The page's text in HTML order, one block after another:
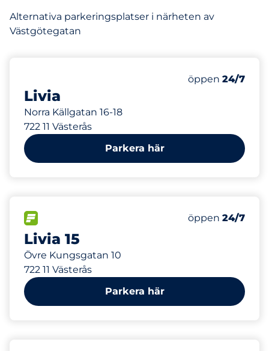
Alternativa parkeringsplatser i närheten av
Västgötegatan
Livia
Norra Källgatan 16-18
722 11 Västerås
Antal
Totalt antal
Electric Car
Torsdag&nbsp
öppen 24/7
Parkera här
Livia 15
Övre Kungsgatan 10
722 11 Västerås
Antal
Totalt antal
Electric Car
Torsdag&nbsp
öppen 24/7
Parkera här